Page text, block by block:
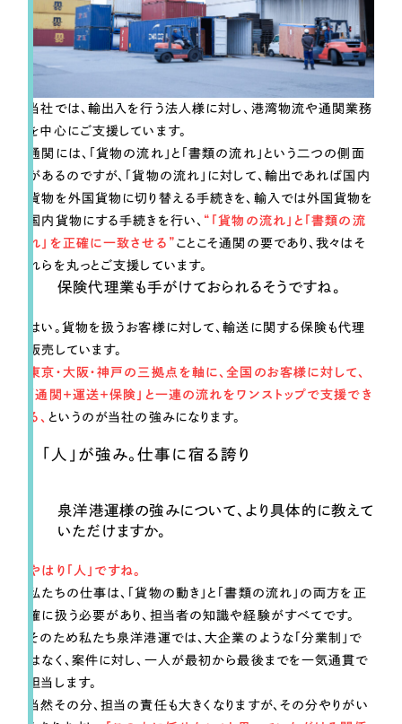
ブランディング（ロゴ・印刷物）
その他 （1件）
お客様インタビュー
当社では、輸出入を行う法人様に対し、港湾物流や通関業務
を中心にご支援しています。
通関には、「貨物の流れ」と「書類の流れ」という二つの側面
があるのですが、「貨物の流れ」に対して、輸出であれば国内
貨物を外国貨物に切り替える手続きを、輸入では外国貨物を
国内貨物にする手続きを行い、 “「貨物の流れ」と「書類の流
れ」を正確に一致させる” ことこそ通関の要であり、我々はそ
れらを丸っとご支援しています。
保険代理業も手がけておられるそうですね。
はい。貨物を扱うお客様に対して、輸送に関する保険も代理
販売しています。
東京・大阪・神戸の三拠点を軸に、全国のお客様に対して、
「通関＋運送＋保険」と一連の流れをワンストップで支援でき
る、 というのが当社の強みになります。
「人」が強み。仕事に宿る誇り
泉洋港運様の強みについて、より具体的に教えて
いただけますか。
やはり「人」ですね。
私たちの仕事は、「貨物の動き」と「書類の流れ」の両方を正
確に扱う必要があり、担当者の知識や経験がすべてです。
そのため私たち泉洋港運では、大企業のような「分業制」で
はなく、案件に対し、一人が最初から最後までを一気通貫で
担当します。
当然その分、担当の責任も大きくなりますが、その分やりがい